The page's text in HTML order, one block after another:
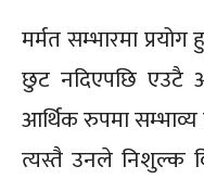
मर्मत सम्भारमा
छुट नदिएपछि एउटै
आर्थिक रुपमा
त्यस्तै उनले निशुल्क